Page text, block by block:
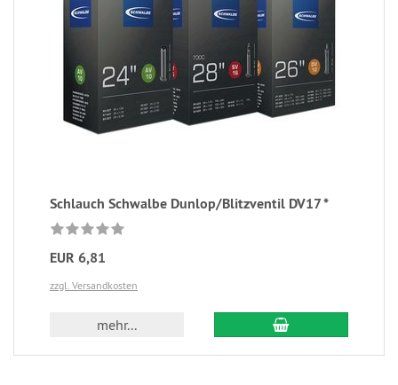
Schlauch Schwalbe Dunlop/Blitzventil DV17 *
EUR 6,81
zzgl. Versandkosten
mehr...